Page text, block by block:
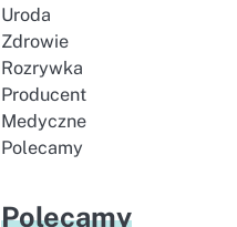
Uroda
Zdrowie
Rozrywka
Producent
Medyczne
Polecamy
Polecamy